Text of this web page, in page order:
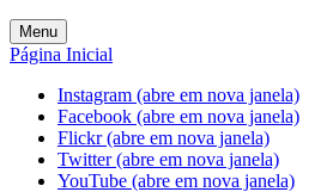
Menu
Página Inicial
Instagram (abre em nova janela)
Facebook (abre em nova janela)
Flickr (abre em nova janela)
Twitter (abre em nova janela)
YouTube (abre em nova janela)